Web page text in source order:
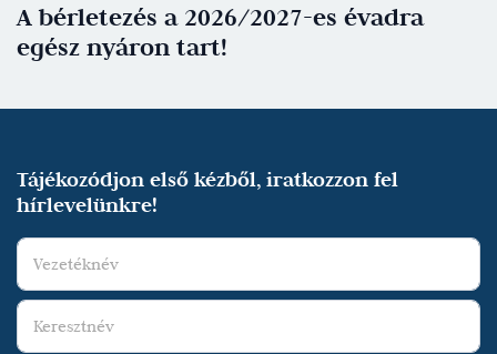
A bérletezés a 2026/2027-es évadra
egész nyáron tart!
Tájékozódjon első kézből, iratkozzon fel
hírlevelünkre!